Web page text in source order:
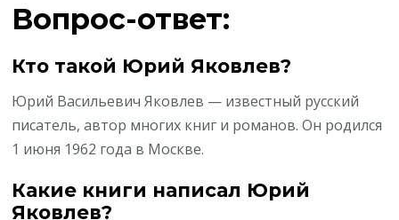
Вопрос-ответ:
Кто такой Юрий Яковлев?
Юрий Васильевич Яковлев — известный русский
писатель, автор многих книг и романов. Он родился
1 июня 1962 года в Москве.
Какие книги написал Юрий
Яковлев?